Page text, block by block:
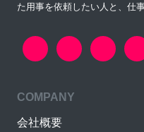
た用事を依頼したい人と、仕
COMPANY
会社概要